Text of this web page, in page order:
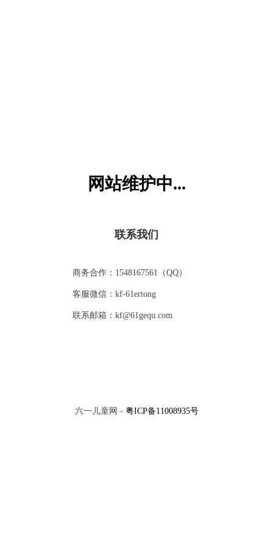
网站维护中...
联系我们
商务合作：1548167561（QQ）
客服微信：kf-61ertong
联系邮箱：kf@61gequ.com
六一儿童网 - 粤ICP备11008935号